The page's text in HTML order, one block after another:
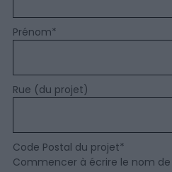
Prénom*
Rue (du projet)
Code Postal du projet*
Commencer à écrire le nom